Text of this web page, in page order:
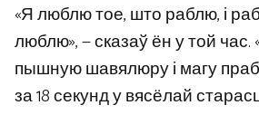
«Я люблю тое, што раблю, і
люблю», — сказаў ён у той
пышную шавялюру і магу
за 18 секунд у вясёлай